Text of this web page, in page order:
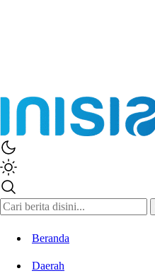
Inisiatif.co
Stay Connected Stay Informed
Beranda
Daerah